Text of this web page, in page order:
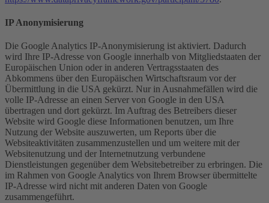
IP Anonymisierung
Die Google Analytics IP-Anonymisierung ist aktiviert. Dadurch
wird Ihre IP-Adresse von Google innerhalb von Mitgliedstaaten der
Europäischen Union oder in anderen Vertragsstaaten des
Abkommens über den Europäischen Wirtschaftsraum vor der
Übermittlung in die USA gekürzt. Nur in Ausnahmefällen wird die
volle IP-Adresse an einen Server von Google in den USA
übertragen und dort gekürzt. Im Auftrag des Betreibers dieser
Website wird Google diese Informationen benutzen, um Ihre
Nutzung der Website auszuwerten, um Reports über die
Websiteaktivitäten zusammenzustellen und um weitere mit der
Websitenutzung und der Internetnutzung verbundene
Dienstleistungen gegenüber dem Websitebetreiber zu erbringen. Die
im Rahmen von Google Analytics von Ihrem Browser übermittelte
IP-Adresse wird nicht mit anderen Daten von Google
zusammengeführt.